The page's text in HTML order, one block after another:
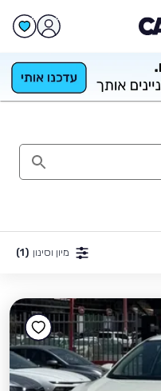
מיון וסינון (1)